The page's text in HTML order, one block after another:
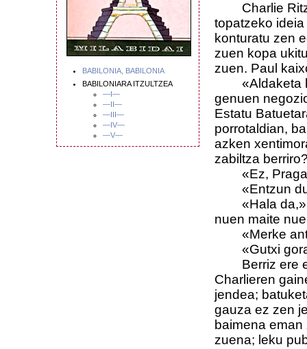
BABILONIA, BABILONIA
BABILONIARA ITZULTZEA
—I—
—II—
—III—
—IV—
—V—
Charlie
topatzeko
konturatu zen
zuen kopa
zuen. Paul
«Aldaketa
genuen
Estatu
porrotaldian,
azken
zabiltza
«Ez, Pragan
«Entzun dut
«Hala da,»
nuen maite
«Merke
«Gutxi gora
Berriz ere
Charlieren
jendea;
gauza ez zen
baimena
zuena; leku